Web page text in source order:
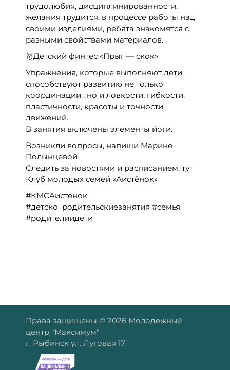
трудолюбия, дисциплинированности,
желания трудится, в процессе работы над
своими изделиями, ребята знакомятся с
разными свойствами материалов.
🥇Детский финтес «Прыг — скок»
Упражнения, которые выполняют дети
способствуют развитию не только
координации , но и ловкости, гибкости,
пластичности, красоты и точности
движений.
В занятия включены элементы йоги.
Возникли вопросы, напиши Марине
Полынцевой
Следить за новостями и расписанием, тут
Клуб молодых семей «Аистёнок»
#КМСАистенок
#детско_родительскиезанятия #семья
#родителиидети
Права защищены © 2026 Молодежный
центр "Максимум"
г. Рыбинск ул. Луговая 17